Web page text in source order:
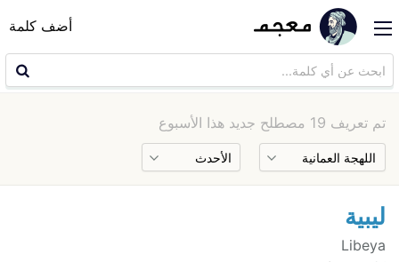
أضف كلمة
تم تعريف 19 مصطلح جديد هذا الأسبوع
ليبية
Libeya